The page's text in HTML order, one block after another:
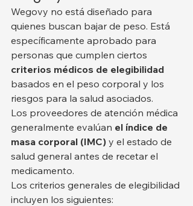
Wegovy no está diseñado para
quienes buscan bajar de peso. Está
específicamente aprobado para
personas que cumplen ciertos
criterios médicos de elegibilidad
basados en el peso corporal y los
riesgos para la salud asociados.
Los proveedores de atención médica
generalmente evalúan el índice de
masa corporal (IMC) y el estado de
salud general antes de recetar el
medicamento.
Los criterios generales de elegibilidad
incluyen los siguientes: